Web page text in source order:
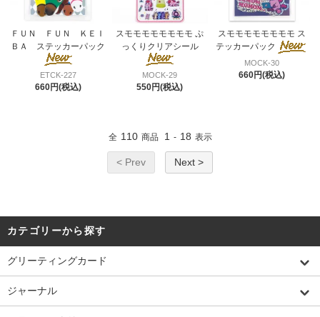
ＦＵＮ ＦＵＮ ＫＥＩ
ＢＡ ステッカーパック
ETCK-227
660円(税込)
スモモモモモモモモ ぷ
っくりクリアシール
MOCK-29
550円(税込)
スモモモモモモモモ ス
テッカーパック
MOCK-30
660円(税込)
全 110 商品 1 - 18 表示
< Prev Next >
カテゴリーから探す
グリーティングカード
ジャーナル